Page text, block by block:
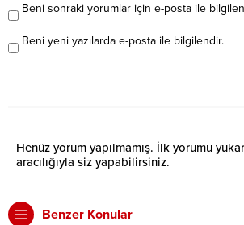
Beni sonraki yorumlar için e-posta ile
Beni yeni yazılarda e-posta ile bilgilendir.
Henüz yorum yapılmamış. İlk yorumu
aracılığıyla siz yapabilirsiniz.
Benzer Konular